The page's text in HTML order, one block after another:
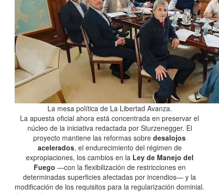
La mesa política de La Libertad Avanza.
La apuesta oficial ahora está concentrada en preservar el
núcleo de la iniciativa redactada por Sturzenegger. El
proyecto mantiene las reformas sobre desalojos
acelerados, el endurecimiento del régimen de
expropiaciones, los cambios en laLey de Manejo del
Fuego —con la flexibilización de restricciones en
determinadas superficies afectadas por incendios— y la
modificación de los requisitos para la regularización dominial.